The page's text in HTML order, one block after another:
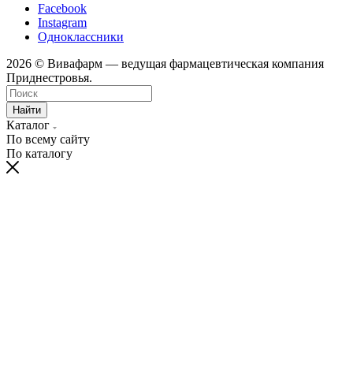
Facebook
Instagram
Одноклассники
2026 © Вивафарм — ведущая фармацевтическая компания
Приднестровья.
Найти
Каталог
По всему сайту
По каталогу